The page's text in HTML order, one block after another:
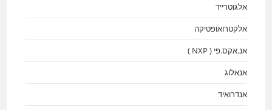
אלגוטרייד
אלקטרואופטיקה
אנ.אקס.פי ( NXP )
אנאלוג
אנדרואיד